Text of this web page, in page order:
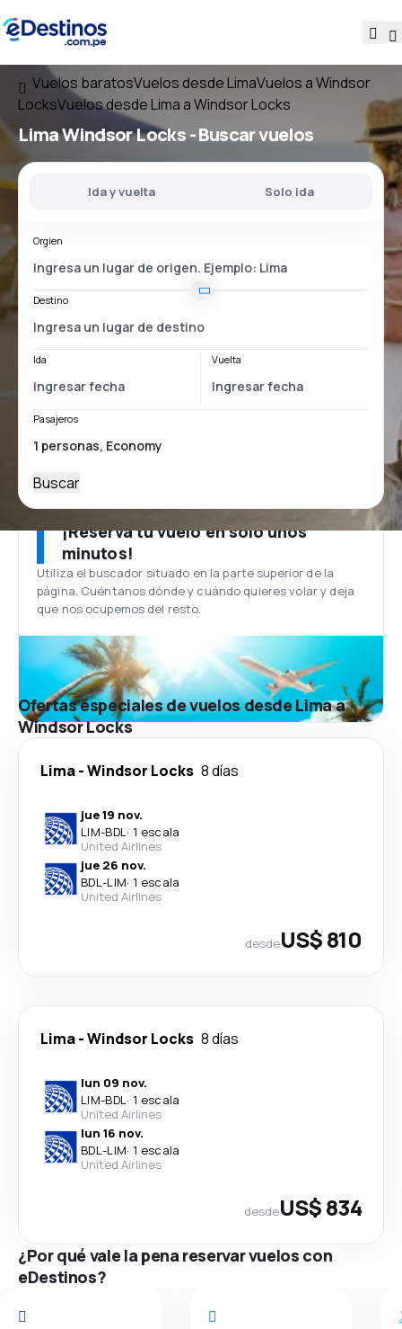
Vuelos baratosVuelos desde LimaVuelos a Windsor
LocksVuelos desde Lima a Windsor Locks
Lima Windsor Locks- Buscar vuelos
Ida y vuelta Solo ida
Orgien
Destino
Ida Vuelta
Pasajeros
Buscar
¡Reserva tu vuelo en solo unos
minutos!
Utiliza el buscador situado en la parte superior de la
página. Cuéntanos dónde y cuándo quieres volar y deja
que nos ocupemos del resto.
Ofertas especiales de vuelos desde Lima a
Windsor Locks
Lima-Windsor Locks 8 días
jue 19 nov.
LIM-BDL· 1 escala
United Airlines
jue 26 nov.
BDL-LIM· 1 escala
United Airlines
desdeUS$ 810
Lima-Windsor Locks 8 días
lun 09 nov.
LIM-BDL· 1 escala
United Airlines
lun 16 nov.
BDL-LIM· 1 escala
United Airlines
desdeUS$ 834
¿Por qué vale la pena reservar vuelos con
eDestinos?